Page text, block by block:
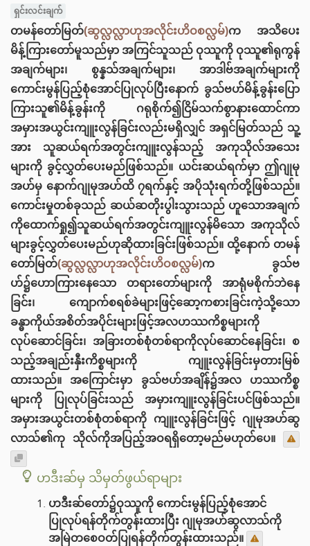
ရှင်းလင်းချက်
တမန်တော်မြတ်(ဆွလ္လလ္လာဟုအလိုင်းဟိဝစလ္လမ်)က အသိပေး
မိန့်ကြားတော်မူသည်မှာ အကြင်သူသည် ဝုဿူကို ဝုဿူ၏ရုကွန်
အချက်များ၊ စွန္နသ်အချက်များ၊ အာဒါ‌ဗ်အချက်များကို
ကောင်းမွန်ပြည့်စုံအောင်ပြုလုပ်ပြီးနောက် ခွသ်ဗဟ်မိန့်ခွန်း‌ပြော
ကြားသူ၏မိန့်ခွန်းကို ဂရုစိုက်၍ငြိမ်သက်စွာနားထောင်ကာ
အမှားအယွင်းကျူးလွန်ခြင်းလည်းမရှိလျှင် အရှင်မြတ်သည် သူ့
အား သူဆယ်ရက်အတွင်းကျူးလွန်သည့် အကုသိုလ်အသေး
များကို ခွင့်လွှတ်ပေးမည်ဖြစ်သည်။ ယင်းဆယ်ရက်မှာ ဤဂျုမု
အဟ်မှ နောက်ဂျုမုအဟ်ထိ ၇ရက်နှင့် အပိုသုံးရက်တို့ဖြစ်သည်။
ကောင်းမှုတစ်ခုသည် ဆယ်ဆတိုးပွါးသွားသည် ဟူသောအချက်
ကိုထောက်ရှု၍သူဆယ်ရက်အတွင်းကျူးလွန်မိသော အကုသိုလ်
များခွင့်လွှတ်ပေးမည်ဟုဆိုထားခြင်းဖြစ်သည်။ ထို့နောက် တမန်
တော်မြတ်(ဆွလ္လလ္လာဟုအလိုင်းဟိဝစလ္လမ်)က ခွသ်ဗ
ဟ်၌ဟောကြားနေသော တရားတော်များကို အာရုံမစိုက်ဘဲနေ
ခြင်း၊ ကျောက်စရစ်ခဲများဖြင့်ဆော့ကစားခြင်းကဲ့သို့သော
ခန္ဓာကိုယ်အစိတ်အပိုင်းများဖြင့်အလဟဿကိစ္စများကို
လုပ်ဆောင်ခြင်း၊ အခြားတစ်စုံတစ်ရာကိုလုပ်‌ဆောင်နေခြင်း၊ စ
သည့်အချည်းနှီးကိစ္စများကို ကျူးလွန်ခြင်းမှတားမြစ်
ထားသည်။ ‌အကြောင်းမှာ ခွသ်ဗဟ်အချိန်၌အလ ဟဿကိစ္စ
များကို ပြုလုပ်ခြင်းသည် အမှားကျူးလွန်ခြင်းပင်ဖြစ်သည်။
အမှားအယွင်းတစ်စုံတစ်ရာကို ကျူးလွန်ခြင်းဖြင့် ဂျုမုအဟ်ဆွ
လာသ်၏ကု သိုလ်ကိုအပြည့်အဝရရှိတော့မည်မဟုတ်ပေ။
ဟဒီးဆ်မှ သိမှတ်ဖွယ်ရာများ
ဟဒီးဆ်တော်၌ဝုဿူကို ကောင်းမွန်ပြည့်စုံအောင်
ပြုလုပ်ရန်တိုက်တွန်းထားပြီး ဂျုမုအဟ်ဆွလာသ်ကို
အမြဲတစေဝတ်ပြုရန်တိုက်တွန်းထားသည်။